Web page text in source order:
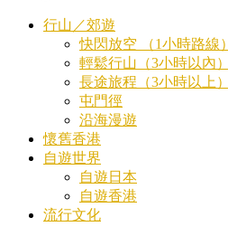
行山／郊遊
快閃放空 （1小時路線）
輕鬆行山（3小時以內）
長途旅程（3小時以上）
屯門徑
沿海漫遊
懷舊香港
自遊世界
自遊日本
自遊香港
流行文化